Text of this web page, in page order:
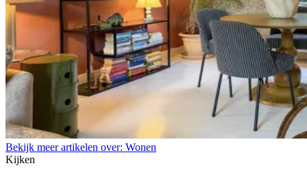
Bekijk meer artikelen over: Wonen
Kijken